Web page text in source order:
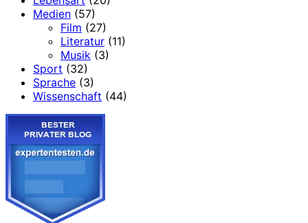
Medien (57)
Film (27)
Literatur (11)
Musik (3)
Sport (32)
Sprache (3)
Wissenschaft (44)